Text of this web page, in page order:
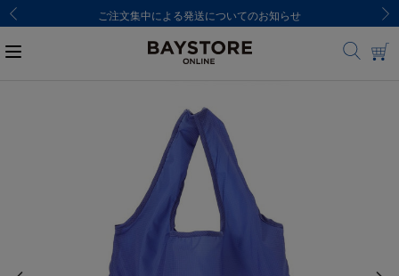
ご注文集中による発送についてのお知らせ